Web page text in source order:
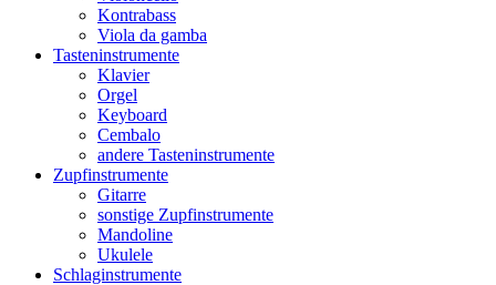
Kontrabass
Viola da gamba
Tasteninstrumente
Klavier
Orgel
Keyboard
Cembalo
andere Tasteninstrumente
Zupfinstrumente
Gitarre
sonstige Zupfinstrumente
Mandoline
Ukulele
Schlaginstrumente